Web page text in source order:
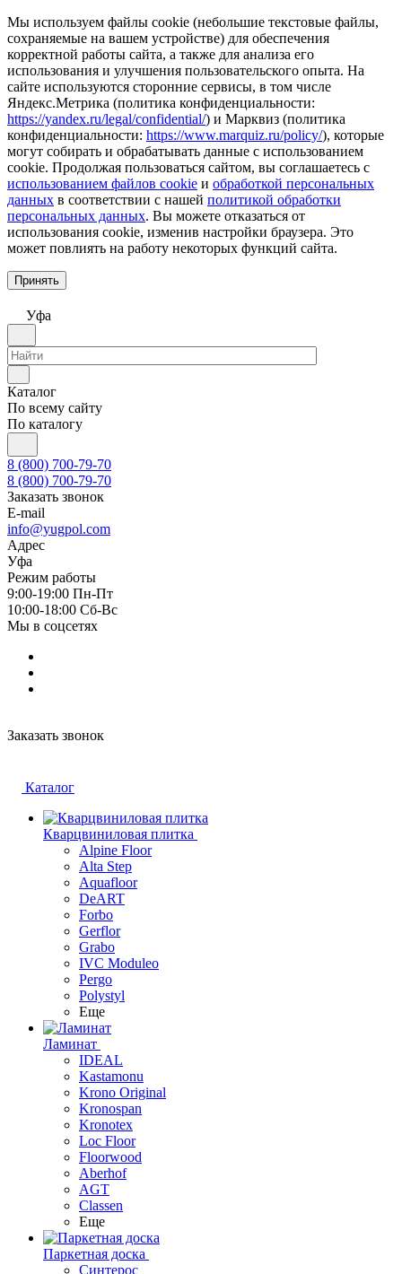
Мы используем файлы cookie (небольшие текстовые файлы,
сохраняемые на вашем устройстве) для обеспечения
корректной работы сайта, а также для анализа его
использования и улучшения пользовательского опыта. На
сайте используются сторонние сервисы, в том числе
Яндекс.Метрика (политика конфиденциальности:
https://yandex.ru/legal/confidential/) и Марквиз (политика
конфиденциальности: https://www.marquiz.ru/policy/), которые
могут собирать и обрабатывать данные с использованием
cookie. Продолжая пользоваться сайтом, вы соглашаетесь с
использованием файлов cookie и обработкой персональных
данных в соответствии с нашей политикой обработки
персональных данных. Вы можете отказаться от
использования cookie, изменив настройки браузера. Это
может повлиять на работу некоторых функций сайта.
Принять
Уфа
Каталог
По всему сайту
По каталогу
8 (800) 700-79-70
8 (800) 700-79-70
Заказать звонок
E-mail
info@yugpol.com
Адрес
Уфа
Режим работы
9:00-19:00 Пн-Пт
10:00-18:00 Cб-Вс
Мы в соцсетях
Заказать звонок
Каталог
Кварцвиниловая плитка
Alpine Floor
Alta Step
Aquafloor
DeART
Forbo
Gerflor
Grabo
IVC Moduleo
Pergo
Polystyl
Еще
Ламинат
IDEAL
Kastamonu
Krono Original
Kronospan
Kronotex
Loc Floor
Floorwood
Aberhof
AGT
Classen
Еще
Паркетная доска
Синтерос